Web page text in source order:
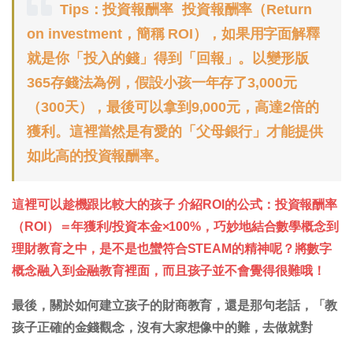
Tips：投資報酬率 投資報酬率（Return
on investment，簡稱 ROI），如果用字面解釋
就是你「投入的錢」得到「回報」。以變形版
365存錢法為例，假設小孩一年存了3,000元
（300天），最後可以拿到9,000元，高達2倍的
獲利。這裡當然是有愛的「父母銀行」才能提供
如此高的投資報酬率。
這裡可以趁機跟比較大的孩子 介紹ROI的公式：投資報酬率
（ROI）＝年獲利/投資本金×100%，巧妙地結合數學概念到
理財教育之中，是不是也蠻符合STEAM的精神呢？將數字
概念融入到金融教育裡面，而且孩子並不會覺得很難哦！
最後，關於如何建立孩子的財商教育，還是那句老話，「教
孩子正確的金錢觀念，沒有大家想像中的難，去做就對